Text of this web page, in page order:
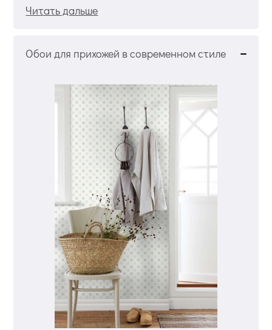
Читать дальше
Обои для прихожей в современном стиле